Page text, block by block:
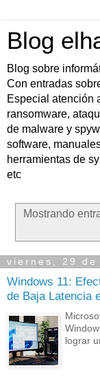
Blog
Blog sobre
Con entradas
Especial atención
ransomware,
de malware y
software,
herramientas de
etc
Mostrando
viernes, 29 de
Windows 11:
de Baja Latencia
lograr